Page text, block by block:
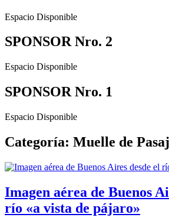
Espacio Disponible
SPONSOR Nro. 2
Espacio Disponible
SPONSOR Nro. 1
Espacio Disponible
Categoría: Muelle de
Imagen aérea de Buenos
río «a vista de pájaro»